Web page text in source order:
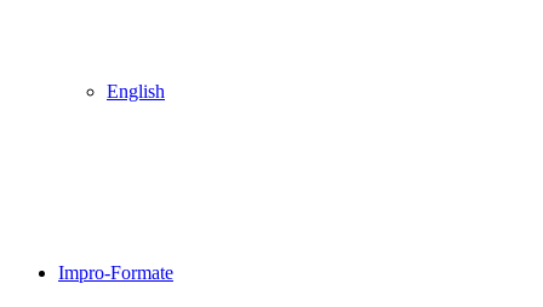
English
Impro-Formate